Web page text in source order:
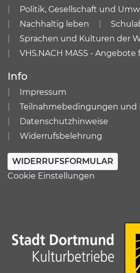
Politik, Gesellschaft und
Nachhaltig leben
Sprachen und Kulturen der
VHS.NACH MASS -
Info
Impressum
Teilnahmebedingungen
Datenschutzhinweise
Widerrufsbelehrung
WIDERRUFSFORMULAR
Cookie Einstellungen